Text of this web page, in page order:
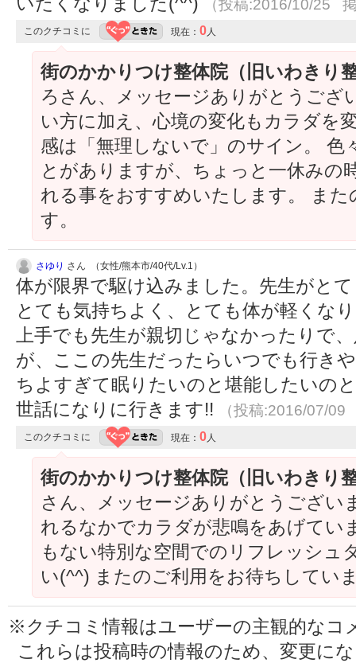
（投稿:2016/10/25
このクチコミに 現在： 0人
街のかかりつけ整体院（旧いわきり
ろさん、メッセージありがとうござ
い方に加え、心境の変化もカラダを
感は「無理しないで」のサイン。
とがありますが、ちょっと一休みの
れる事をおすすめいたします。 ま
す。
さゆり さん （女性/熊本市/40代/Lv.1）
体が限界で駆け込みました。先生がと
とても気持ちよく、とても体が軽くな
上手でも先生が親切じゃなかったりで
が、ここの先生だったらいつでも行き
ちよすぎて眠りたいのと堪能したいの
世話になりに行きます!!
（投稿:2016/07/
このクチコミに 現在： 0人
街のかかりつけ整体院（旧いわきり
さん、メッセージありがとうござい
れるなかでカラダが悲鳴をあげてい
もない特別な空間でのリフレッシュ
い(^^) またのご利用をお待ちしてい
※クチコミ情報はユーザーの主観的なコ
これらは投稿時の情報のため、変更に